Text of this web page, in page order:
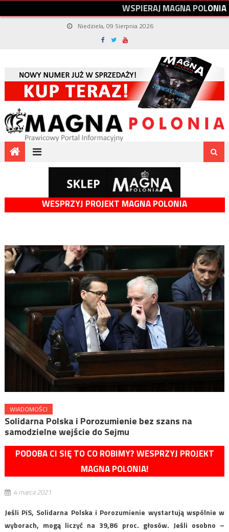
WSPIERAJMAGNAPOLONIA
Niedziela, 09 Sierpnia 2026
WESPRZYJ PROJEKT MAGNA POLONIA
WIADOMOŚCI
Solidarna Polska i Porozumienie bez szans na
samodzielne wejście do Sejmu
PODOBA CI SIĘ TO CO ROBIMY? WESPRZYJ PROJEKT
MAGNA POLONIA!
4 marca 2021
Jeśli PiS, Solidarna Polska i Porozumienie wystartują wspólnie w
wyborach, mogą liczyć na 39,86 proc. głosów. Jeśli osobno –